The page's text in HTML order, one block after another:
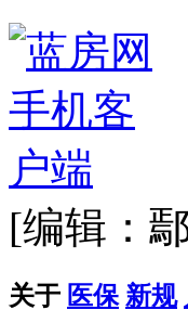
[编辑：
关于 医保 新规